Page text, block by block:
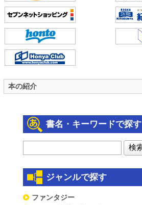
本の紹介
書名・キーワードで探す
ジャンルで探す
ファンタジー